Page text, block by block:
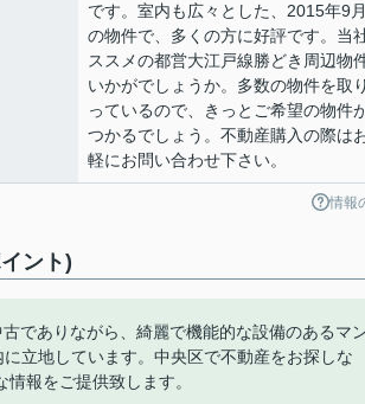
です。室内も広々とした、2015年9
の物件で、多くの方に好評です。当
ススメの都営大江戸線勝どき周辺物
いかがでしょうか。多数の物件を取
っているので、きっとご希望の物件
つかるでしょう。不動産購入の際は
軽にお問い合わせ下さい。
情報
ント)
でありながら、綺麗で機能的な設備のあるマ
立地しています。中央区で不動産をお探しな
報をご提供致します。